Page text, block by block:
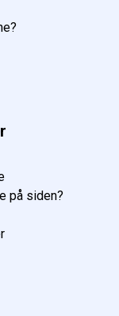
på siden?